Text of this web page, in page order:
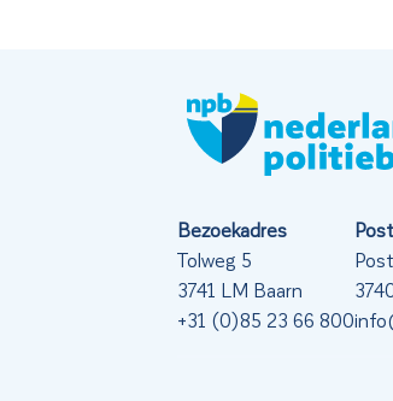
Bezoekadres
Tolweg 5
3741 LM Baarn
+31 (0)85 23 66 800